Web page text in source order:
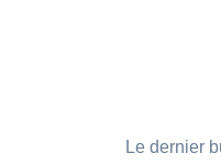
Le dernier